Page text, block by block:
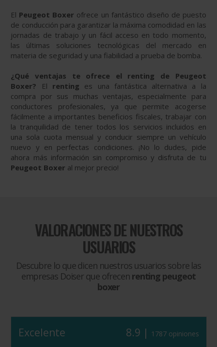
El Peugeot Boxer ofrece un fantástico diseño de puesto
de conducción para garantizar la máxima comodidad en las
jornadas de trabajo y un fácil acceso en todo momento,
las últimas soluciones tecnológicas del mercado en
materia de seguridad y una fiabilidad a prueba de bomba.
¿Qué ventajas te ofrece el renting de Peugeot
Boxer? El renting es una fantástica alternativa a la
compra por sus muchas ventajas, especialmente para
conductores profesionales, ya que permite acogerse
fácilmente a importantes beneficios fiscales, trabajar con
la tranquilidad de tener todos los servicios incluidos en
una sola cuota mensual y conducir siempre un vehículo
nuevo y en perfectas condiciones. ¡No lo dudes, pide
ahora más información sin compromiso y disfruta de tu
Peugeot Boxer al mejor precio!
VALORACIONES DE NUESTROS
USUARIOS
Descubre lo que dicen nuestros usuarios sobre las
empresas Doiser que ofrecen renting peugeot
boxer
Excelente 8.9 | 1787 opiniones